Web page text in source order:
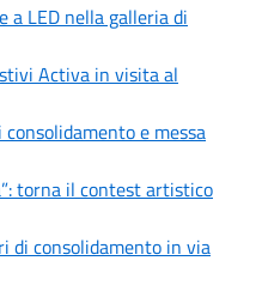
a LED nella galleria di
Activa in visita al
e messa
torna il contest artistico
di consolidamento in via